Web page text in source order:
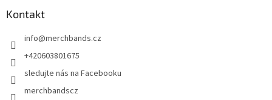
Kontakt
info@merchbands.cz
+420603801675
sledujte nás na Facebooku
merchbandscz